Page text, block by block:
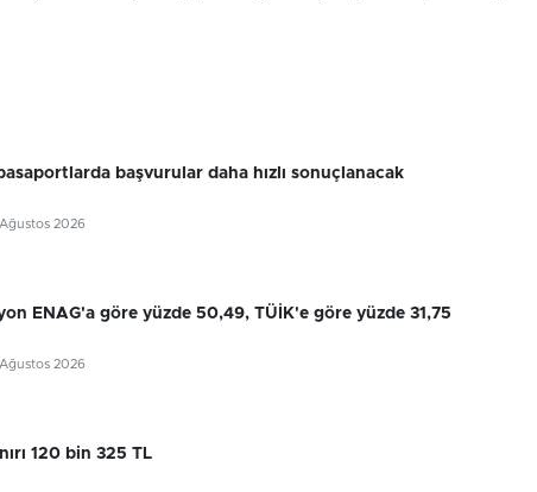
başvurular daha hızlı sonuçlanacak
2026
ENAG'a göre yüzde 50,49, TÜİK'e göre yüzde 31,75
2026
120 bin 325 TL